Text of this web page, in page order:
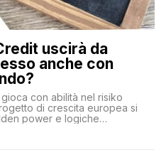
uscirà da
anche con
con abilità nel risiko
di crescita europea si
power e logiche
su Generali Andrea Orcel,